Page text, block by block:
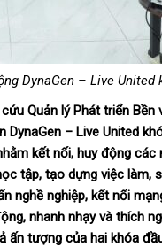
DynaGen – Live United
Quản lý Phát triển Bền
– Live United
kết nối, huy động
tập, tạo dựng việc làm,
nghề nghiệp, kết nối
nhanh nhạy và thích
tượng của hai khóa